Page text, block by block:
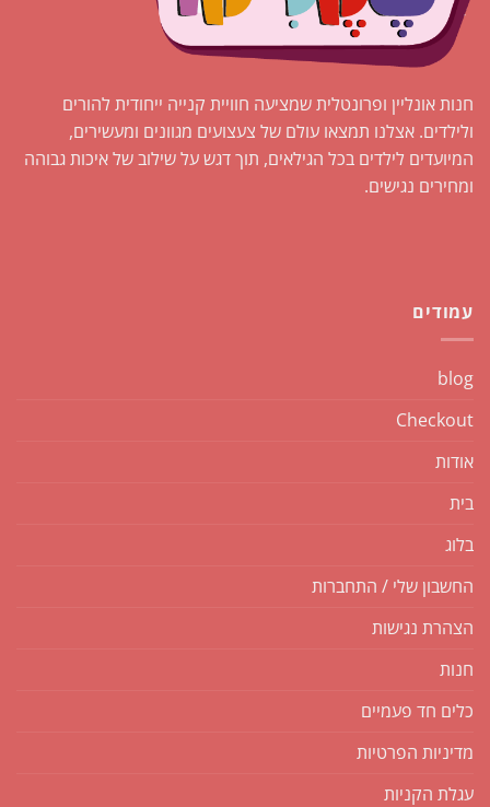
חנות אונליין ופרונטלית שמציעה חוויית קנייה ייחודית להורים
ולילדים. אצלנו תמצאו עולם של צעצועים מגוונים ומעשירים,
המיועדים לילדים בכל הגילאים, תוך דגש על שילוב של איכות גבוהה
ומחירים נגישים.
עמודים
blog
Checkout
אודות
בית
בלוג
החשבון שלי / התחברות
הצהרת נגישות
חנות
כלים חד פעמיים
מדיניות הפרטיות
עגלת הקניות